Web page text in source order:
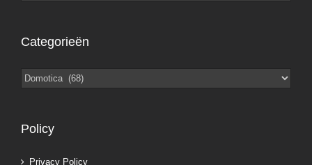
Categorieën
Categorieën
Policy
Privacy Policy